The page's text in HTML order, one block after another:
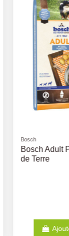
Croquettes
Medium
Digestion